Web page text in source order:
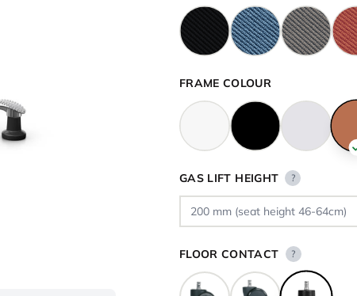
FRAME COLOUR
GAS LIFT HEIGHT ?
FLOOR CONTACT ?